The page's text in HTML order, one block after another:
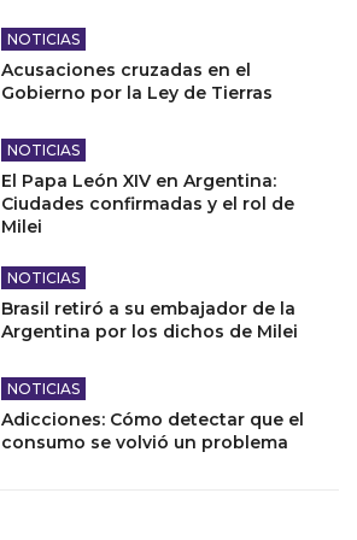
NOTICIAS
Acusaciones cruzadas en el
Gobierno por la Ley de Tierras
NOTICIAS
El Papa León XIV en Argentina:
Ciudades confirmadas y el rol de
Milei
NOTICIAS
Brasil retiró a su embajador de la
Argentina por los dichos de Milei
NOTICIAS
Adicciones: Cómo detectar que el
consumo se volvió un problema